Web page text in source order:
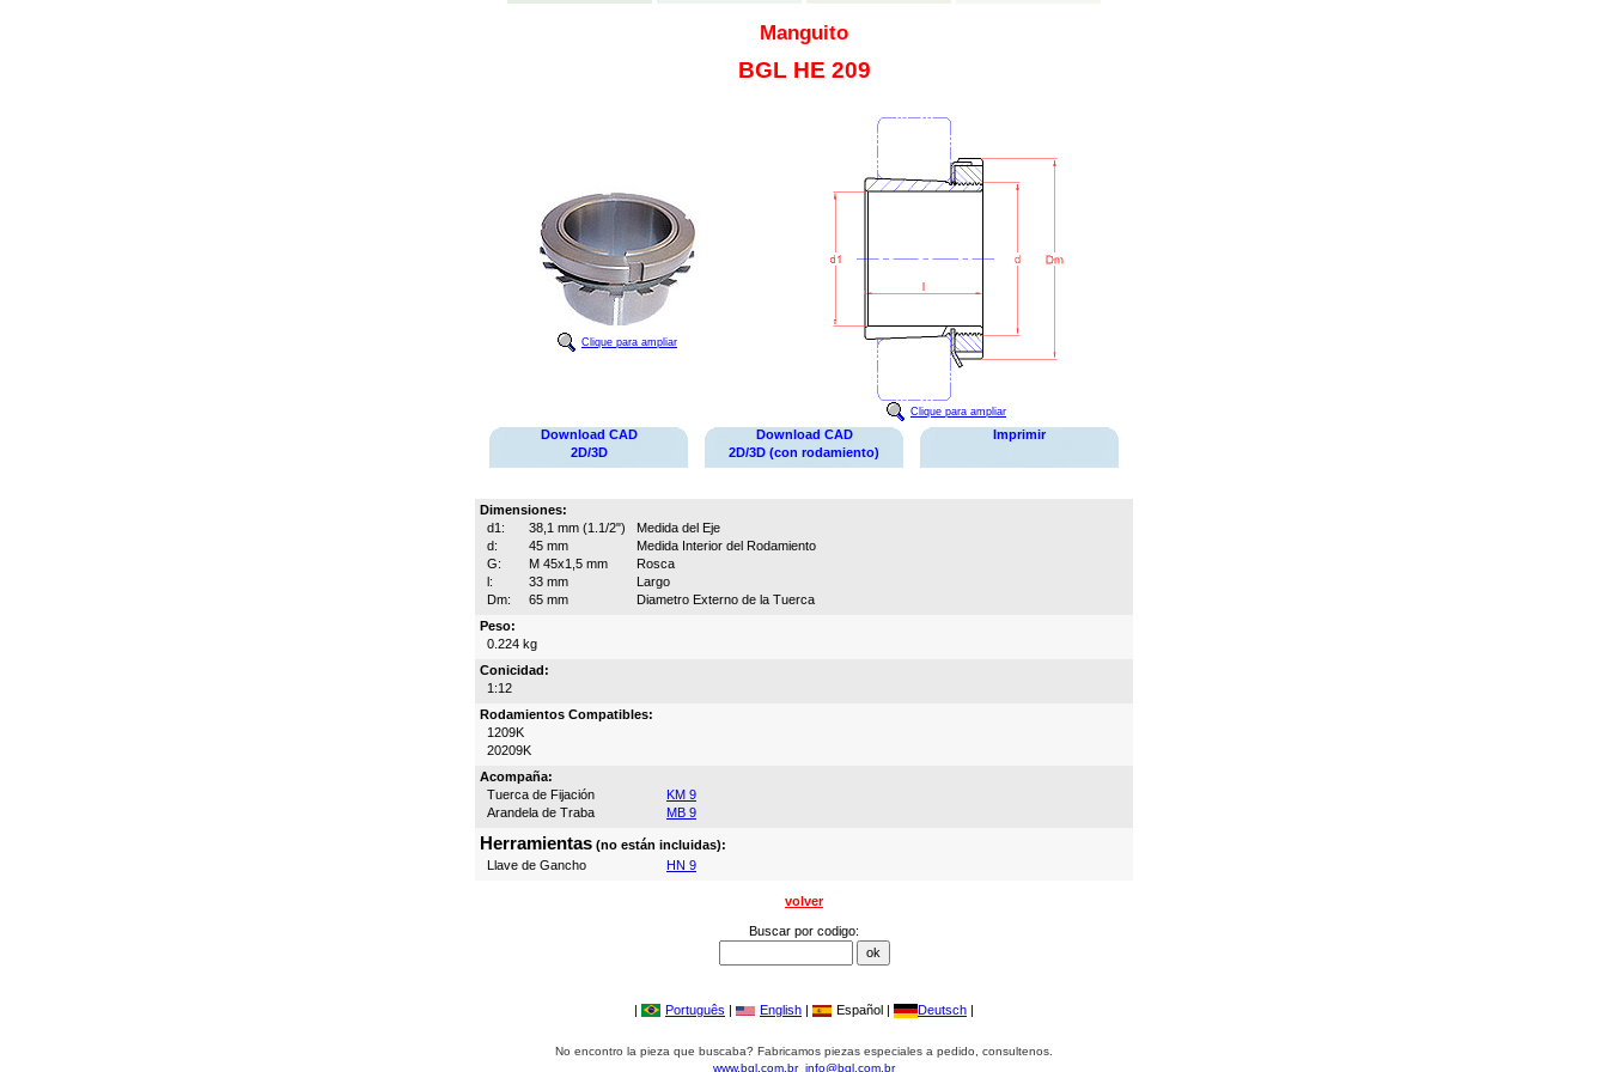
Manguito
BGL HE 209
Clique para ampliar
Clique para ampliar
Download CAD
2D/3D
Download CAD
2D/3D (con rodamiento)
Imprimir
Dimensiones:
d1:
38,1 mm (1.1/2")
Medida del Eje
d:
45 mm
Medida Interior del Rodamiento
G:
M 45x1,5 mm
Rosca
l:
33 mm
Largo
Dm:
65 mm
Diametro Externo de la Tuerca
Peso:
0.224 kg
Conicidad:
1:12
Rodamientos Compatibles:
1209K
20209K
Acompaña:
Tuerca de Fijación
KM 9
Arandela de Traba
MB 9
Herramientas (no están incluidas):
Llave de Gancho
HN 9
volver
Buscar por codigo:
| Português | English | Español | Deutsch |
No encontro la pieza que buscaba? Fabricamos piezas especiales a pedido, consultenos.
www.bgl.com.br info@bgl.com.br